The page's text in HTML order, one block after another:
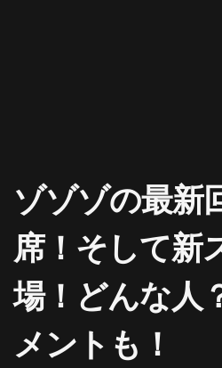
ゾゾゾの最新
席！そして新
場！どんな人
メントも！